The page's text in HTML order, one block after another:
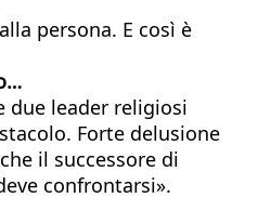
persona. E così è
due leader religiosi
Forte delusione
il successore di
confrontarsi».